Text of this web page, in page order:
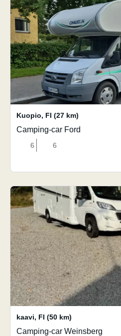
Kuopio, FI (27 km)
Camping-car Ford
6 6
kaavi, FI (50 km)
Camping-car Weinsberg